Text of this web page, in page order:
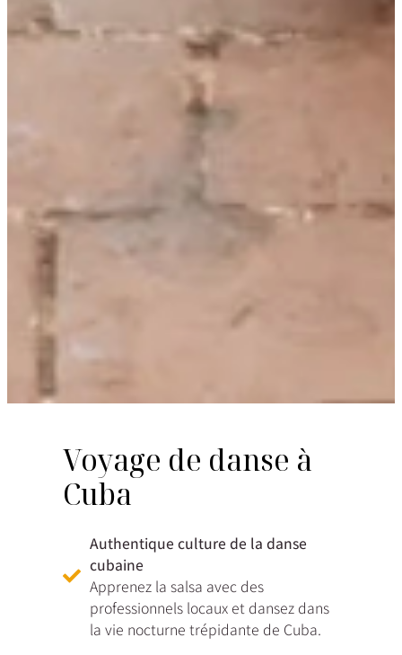
Voyage de danse à
Cuba
Authentique culture de la danse
cubaine
Apprenez la salsa avec des
professionnels locaux et dansez dans
la vie nocturne trépidante de Cuba.